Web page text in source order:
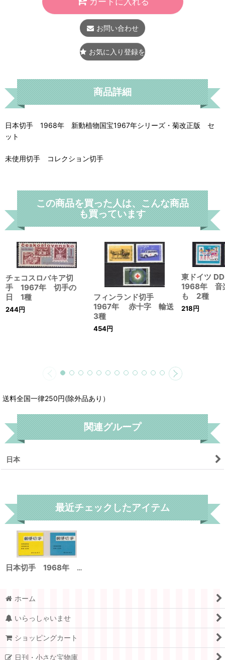
お問い合わせ
お気に入り登録をする
商品詳細
日本切手 1968年 新動植物国宝1967年シリーズ・菊改正版 セ
ット
未使用切手 コレクション切手
この商品を買った人は、こんな商品
も買っています
チェコスロバキア切
手 1967年 切手の
日 1種
244円
フィンランド切手
1967年 赤十字 輸送
3種
454円
東ドイツ
1968年 音
も 2種
218円
送料全国一律250円(除外品あり）
関連グループ
日本
最近チェックしたアイテム
日本切手 1968年 新動植物国宝1967年シリーズ・菊改正版 セット
ホーム
いらっしゃいませ
ショッピングカート
日刊・小さな宝物庫